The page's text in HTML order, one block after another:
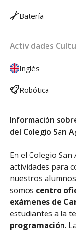
Batería
Actividades
Inglés
Robótica
Información
del Colegio San
En el Colegio
actividades para
nuestros
somos centro
exámenes de
estudiantes a la
programación.